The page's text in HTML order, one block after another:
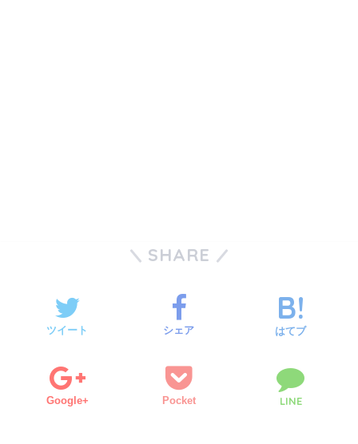
SHARE
ツイート シェア はてブ
Google+ Pocket LINE